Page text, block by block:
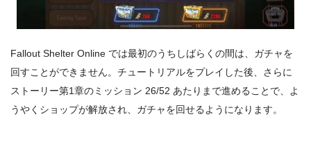
Fallout Shelter Online では最初のうちしばらくの間は、ガチャを
回すことができません。チュートリアルをプレイした後、さらに
ストーリー第1章のミッション 26/52 あたりまで進めることで、よ
うやくショップが解放され、ガチャを回せるようになります。